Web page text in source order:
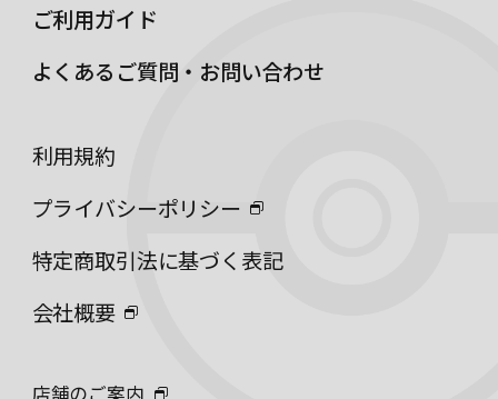
ご利用ガイド
よくあるご質問・お問い合わせ
利用規約
プライバシーポリシー
特定商取引法に基づく表記
会社概要